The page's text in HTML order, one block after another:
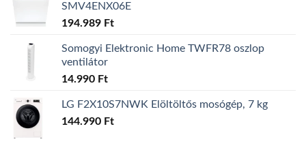
SMV4ENX06E
194.989 Ft
Somogyi Elektronic Home TWFR78 oszlop
ventilátor
14.990 Ft
LG F2X10S7NWK Elöltöltős mosógép, 7 kg
144.990 Ft